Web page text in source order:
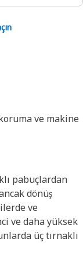
ve makine
pabuçlardan
dönüş
ve
ve daha yüksek
üç tırnaklı